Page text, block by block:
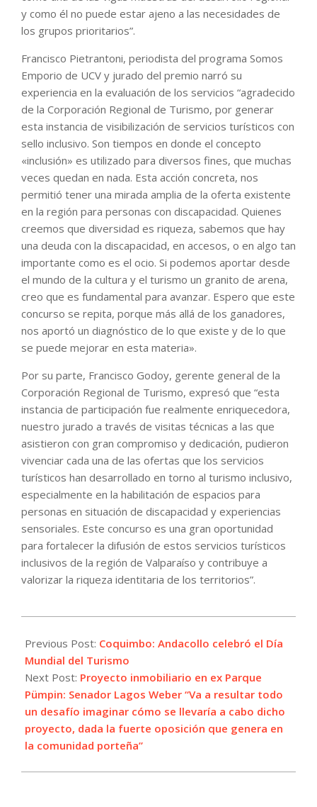
y como él no puede estar ajeno a las necesidades de
los grupos prioritarios”.
Francisco Pietrantoni, periodista del programa Somos
Emporio de UCV y jurado del premio narró su
experiencia en la evaluación de los servicios “agradecido
de la Corporación Regional de Turismo, por generar
esta instancia de visibilización de servicios turísticos con
sello inclusivo. Son tiempos en donde el concepto
«inclusión» es utilizado para diversos fines, que muchas
veces quedan en nada. Esta acción concreta, nos
permitió tener una mirada amplia de la oferta existente
en la región para personas con discapacidad. Quienes
creemos que diversidad es riqueza, sabemos que hay
una deuda con la discapacidad, en accesos, o en algo tan
importante como es el ocio. Si podemos aportar desde
el mundo de la cultura y el turismo un granito de arena,
creo que es fundamental para avanzar. Espero que este
concurso se repita, porque más allá de los ganadores,
nos aportó un diagnóstico de lo que existe y de lo que
se puede mejorar en esta materia».
Por su parte, Francisco Godoy, gerente general de la
Corporación Regional de Turismo, expresó que “esta
instancia de participación fue realmente enriquecedora,
nuestro jurado a través de visitas técnicas a las que
asistieron con gran compromiso y dedicación, pudieron
vivenciar cada una de las ofertas que los servicios
turísticos han desarrollado en torno al turismo inclusivo,
especialmente en la habilitación de espacios para
personas en situación de discapacidad y experiencias
sensoriales. Este concurso es una gran oportunidad
para fortalecer la difusión de estos servicios turísticos
inclusivos de la región de Valparaíso y contribuye a
valorizar la riqueza identitaria de los territorios”.
09-
28
Previous Post: Coquimbo: Andacollo celebró el Día
Mundial del Turismo
Next Post: Proyecto inmobiliario en ex Parque
Pümpin: Senador Lagos Weber “Va a resultar todo
un desafío imaginar cómo se llevaría a cabo dicho
proyecto, dada la fuerte oposición que genera en
la comunidad porteña”